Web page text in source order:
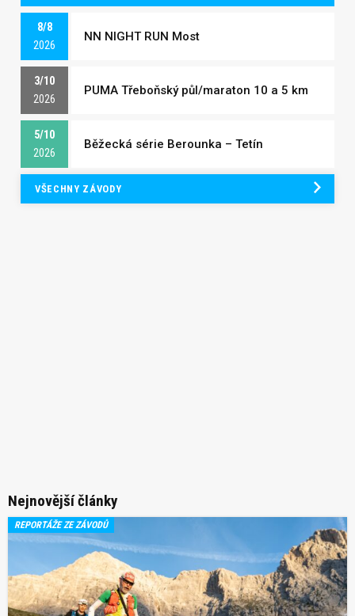
8/8
2026
NN NIGHT RUN Most
3/10
2026
PUMA Třeboňský půl/maraton 10 a 5 km
5/10
2026
Běžecká série Berounka – Tetín
VŠECHNY ZÁVODY
Nejnovější články
REPORTÁŽE ZE ZÁVODŮ